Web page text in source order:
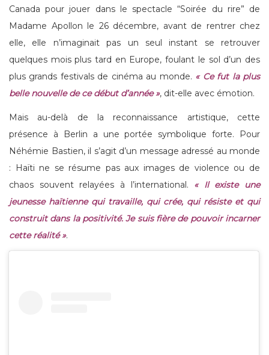
Canada pour jouer dans le spectacle “Soirée du rire” de
Madame Apollon le 26 décembre, avant de rentrer chez
elle, elle n’imaginait pas un seul instant se retrouver
quelques mois plus tard en Europe, foulant le sol d’un des
plus grands festivals de cinéma au monde. « Ce fut la plus
belle nouvelle de ce début d’année », dit-elle avec émotion.
Mais au-delà de la reconnaissance artistique, cette
présence à Berlin a une portée symbolique forte. Pour
Néhémie Bastien, il s’agit d’un message adressé au monde
: Haïti ne se résume pas aux images de violence ou de
chaos souvent relayées à l’international. « Il existe une
jeunesse haïtienne qui travaille, qui crée, qui résiste et qui
construit dans la positivité. Je suis fière de pouvoir incarner
cette réalité ».